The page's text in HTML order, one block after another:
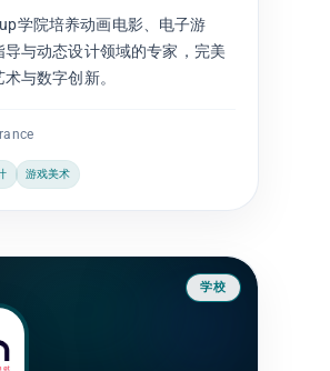
学院培养动画电影、电子游
导与动态设计领域的专家，完美
与数字创新。
游戏美术
学校